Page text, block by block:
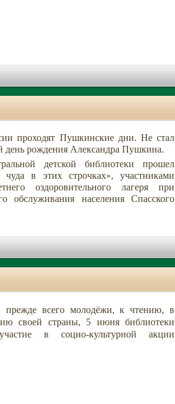
проходят Пушкинские дни. Не стал
день рождения Александра Пушкина.
детской библиотеки прошел
в этих строчках», участниками
оздоровительного лагеря при
обслуживания населения Спасского
прежде всего молодёжи, к чтению, в
своей страны, 5 июня библиотеки
в социо-культурной акции